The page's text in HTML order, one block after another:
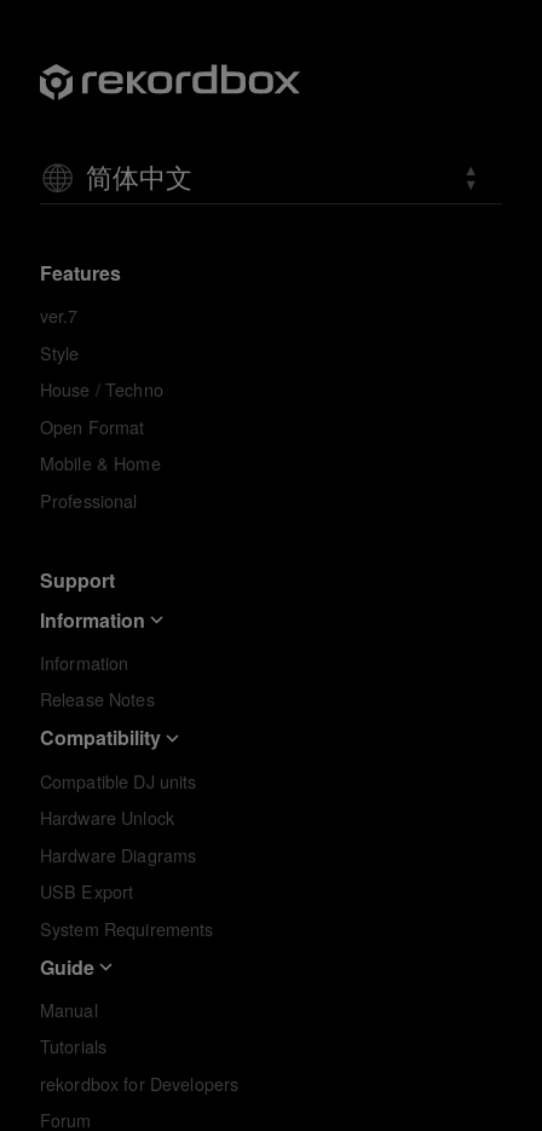
简体中文
Features
ver.7
Style
House / Techno
Open Format
Mobile & Home
Professional
Support
Information
Information
Release Notes
Compatibility
Compatible DJ units
Hardware Unlock
Hardware Diagrams
USB Export
System Requirements
Guide
Manual
Tutorials
rekordbox for Developers
Forum